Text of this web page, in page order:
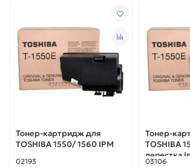
Тонер-картридж для
TOSHIBA 1550/ 1560 IPM
02193
Тонер-
TOSHIBA
лепестка
03106